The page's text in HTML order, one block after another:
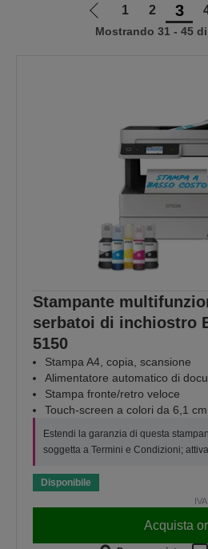
Vai
alla
1 2 3
Mostrando 31 - 45
Stampante
serbatoi di inchiostro
5150
Stampa A4, copia, scansione
Alimentatore automatico di
Stampa fronte/retro veloce
Touch-screen a colori da 6,1 cm
Estendi la garanzia di questa
soggetta a Termini e Condizioni;
Disponibile
Acquista